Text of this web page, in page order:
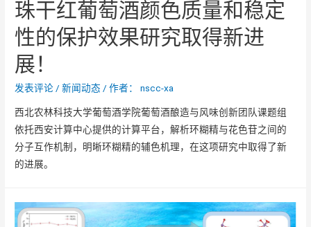
珠干红葡萄酒颜色质量和稳定
性的保护效果研究取得新进
展！
发表评论 /新闻动态 / 作者： nscc-xa
西北农林科技大学葡萄酒学院葡萄酒酿造与风味创新团队课题组
依托西安计算中心提供的计算平台，解析环糊精与花色苷之间的
分子互作机制，明晰环糊精的辅色机理，在这项研究中取得了新
的进展。